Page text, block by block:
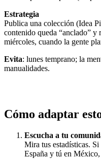
Estrategia
Publica una colección (Idea
contenido queda “anclado” y
miércoles, cuando la gente
Evita: lunes temprano; la
manualidades.
Cómo adaptar
Escucha a tu
Mira tus estadísticas.
España y tú en